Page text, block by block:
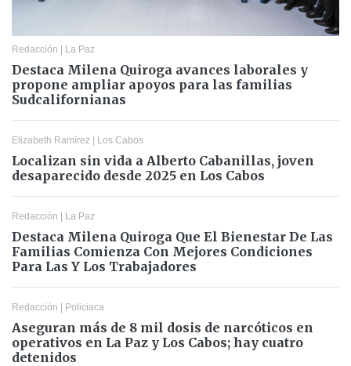
Redacción | La Paz
Destaca Milena Quiroga avances laborales y
propone ampliar apoyos para las familias
Sudcalifornianas
Elizabeth Ramírez | Los Cabos
Localizan sin vida a Alberto Cabanillas, joven
desaparecido desde 2025 en Los Cabos
Redacción | La Paz
Destaca Milena Quiroga Que El Bienestar De Las
Familias Comienza Con Mejores Condiciones
Para Las Y Los Trabajadores
Redacción | Policiaca
Aseguran más de 8 mil dosis de narcóticos en
operativos en La Paz y Los Cabos; hay cuatro
detenidos